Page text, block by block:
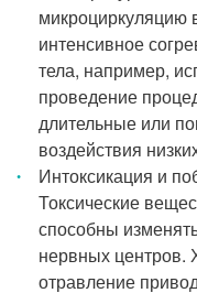
микроциркуляцию
интенсивное
тела, например,
проведение
длительные или
воздействия
Интоксикация и
Токсические
способны
нервных центров.
отравление